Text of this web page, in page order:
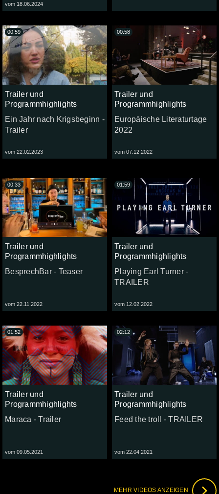
vom 18.06.2024
Trailer und
Programmhighlights
Ein Jahr nach Krigsbeginn -
Trailer
vom 22.02.2023
00:59
Trailer und
Programmhighlights
Europäische Literaturtage
2022
vom 07.12.2022
00:58
Trailer und
Programmhighlights
BesprechBar - Teaser
vom 22.11.2022
00:33
Trailer und
Programmhighlights
Playing Earl Turner -
TRAILER
vom 12.02.2022
01:59
Trailer und
Programmhighlights
Maraca - Trailer
vom 09.05.2021
01:52
Trailer und
Programmhighlights
Feed the troll - TRAILER
vom 22.04.2021
02:12
MEHR VIDEOS ANZEIGEN